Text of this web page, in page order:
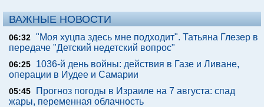
ВАЖНЫЕ НОВОСТИ
06:32 "Моя хуцпа здесь мне подходит". Татьяна Глезер в
передаче "Детский недетский вопрос"
06:25
1036-й день войны: действия в Газе и Ливане,
операции в Иудее и Самарии
05:45
Прогноз погоды в Израиле на 7 августа: спад
жары, переменная облачность